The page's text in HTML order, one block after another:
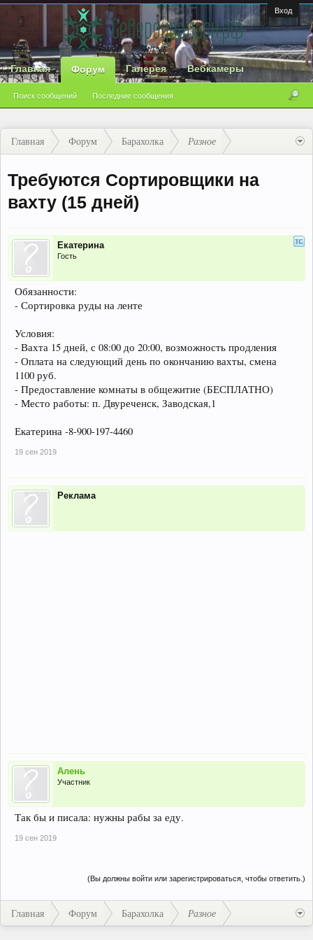
Вход
Главная Форум
Поиск сообщений Последние сообщения
Галерея Вебкамеры
Главная Форум Барахолка Разное
Требуются Сортировщики на
вахту (15 дней)
Екатерина
Гость
Обязанности:
- Сортировка руды на ленте
Условия:
- Вахта 15 дней, с 08:00 до 20:00, возможность продления
- Оплата на следующий день по окончанию вахты, смена
1100 руб.
- Предоставление комнаты в общежитие (БЕСПЛАТНО)
- Место работы: п. Двуреченск, Заводская,1
Екатерина -8-900-197-4460
19 сен 2019
Реклама
Алень
Участник
Так бы и писала: нужны рабы за еду.
19 сен 2019
(Вы должны войти или зарегистрироваться, чтобы ответить.)
Главная Форум Барахолка Разное